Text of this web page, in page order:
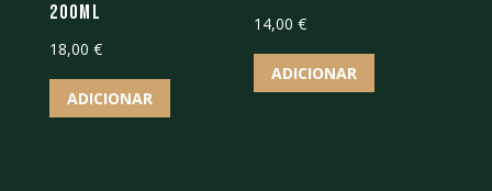
200ml
18,00 €
ADICIONAR
14,00€
ADICIONAR